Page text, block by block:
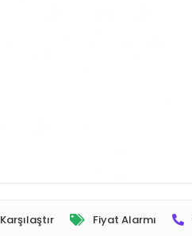
Karşılaştır Fiyat Alarmı